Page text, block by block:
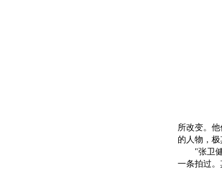
所改变。
的人物，
"张卫健
一条拍过